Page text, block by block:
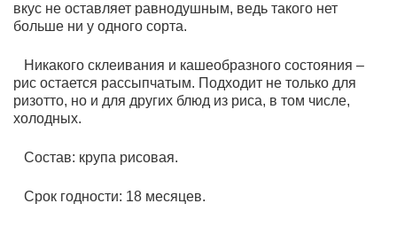
вкус не оставляет равнодушным, ведь такого нет
больше ни у одного сорта.
Никакого склеивания и кашеобразного состояния –
рис остается рассыпчатым. Подходит не только для
ризотто, но и для других блюд из риса, в том числе,
холодных.
Состав: крупа рисовая.
Срок годности: 18 месяцев.